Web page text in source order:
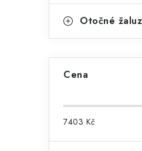
Otočné
Cena
7403 Kč